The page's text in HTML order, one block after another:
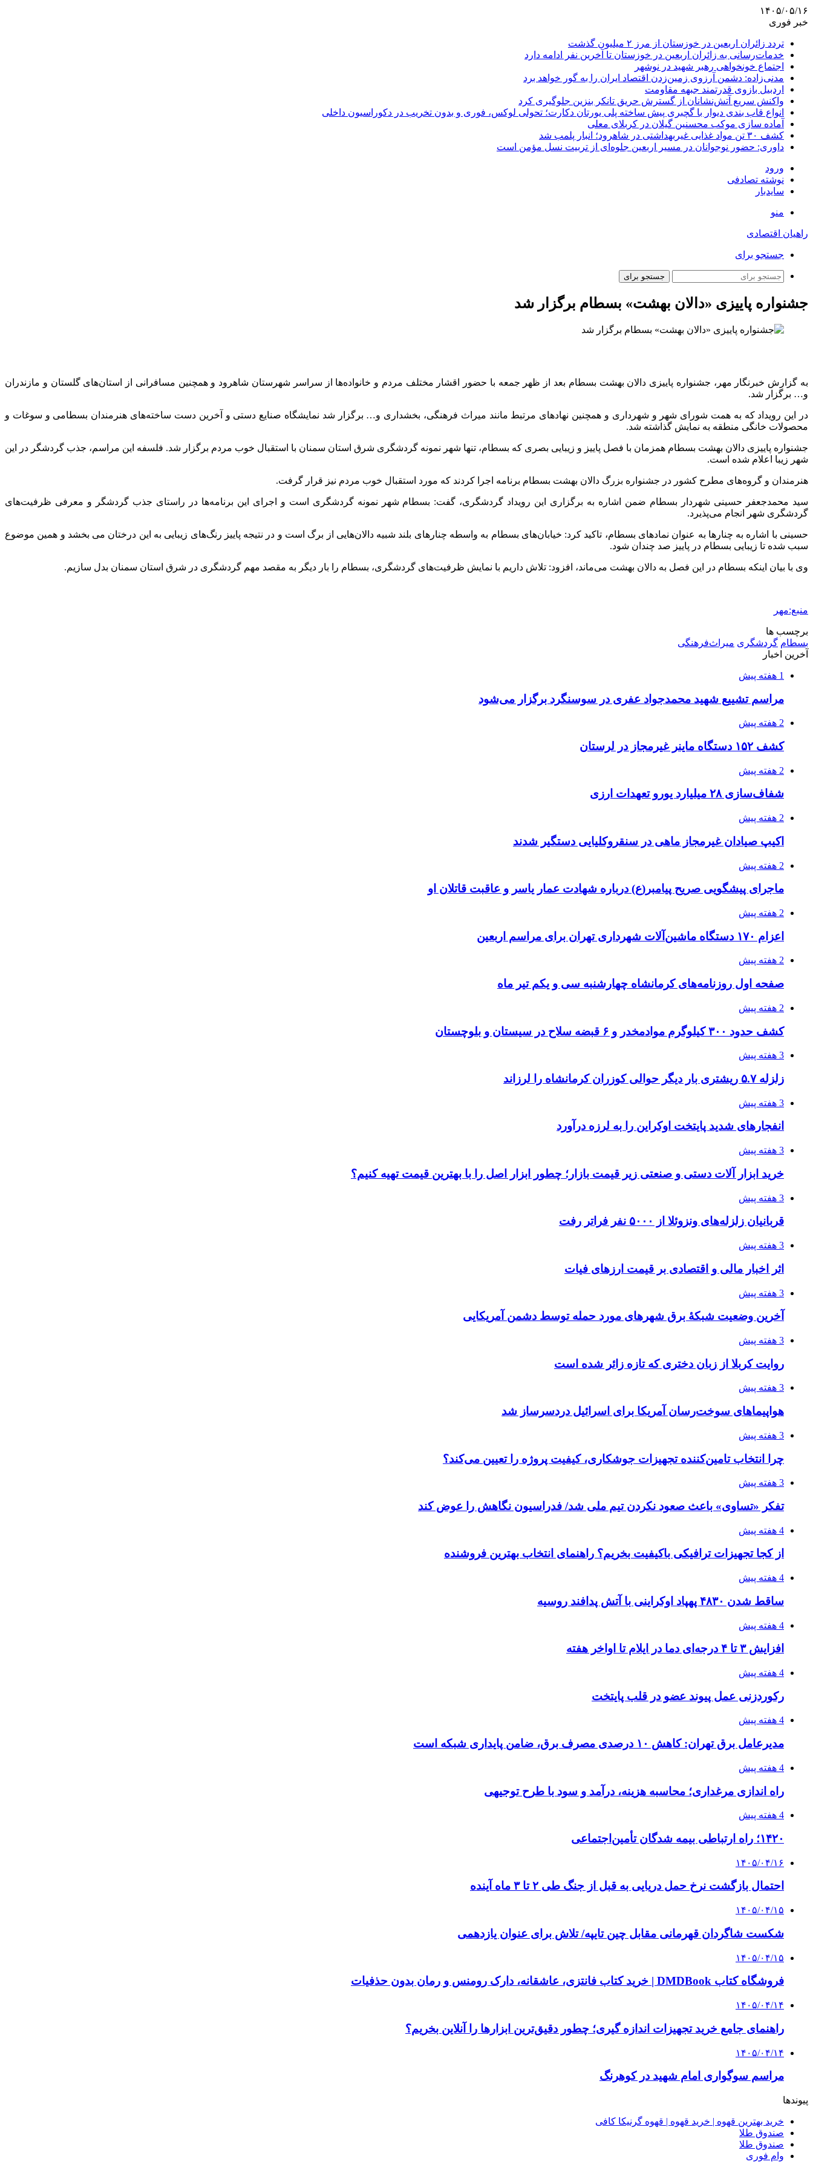
۱۴۰۵/۰۵/۱۶
خبر فوری
تردد زائران اربعین در خوزستان از مرز ۲ میلیون گذشت
خدمات‌رسانی به زائران اربعین در خوزستان تا آخرین نفر ادامه دارد
اجتماع خونخواهی رهبر شهید در نوشهر
مدنی‌زاده: دشمن آرزوی زمین‌زدن اقتصاد ایران را به گور خواهد برد
اردبیل بازوی قدرتمند جبهه مقاومت
واکنش سریع آتش‌نشانان از گسترش حریق تانکر بنزین جلوگیری کرد
انواع قاب بندی دیوار با گچبری پیش ساخته پلی یورتان دکارت؛ تحولی لوکس، فوری و بدون تخریب در دکوراسیون داخلی
آماده سازی موکب محسنین گیلان در کربلای معلی
کشف ۳۰ تن مواد غذایی غیربهداشتی در شاهرود؛ انبار پلمب شد
داوری: حضور نوجوانان در مسیر اربعین جلوه‌ای از تربیت نسل مؤمن است
ورود
نوشته تصادفی
سایدبار
منو
راهیان اقتصادی
جستجو برای
جستجو برای
جشنواره پاییزی «دالان بهشت» بسطام برگزار شد
به گزارش خبرنگار مهر، جشنواره پاییزی دالان بهشت بسطام بعد از ظهر جمعه با حضور اقشار مختلف مردم و خانواده‌ها از سراسر شهرستان شاهرود و همچنین مسافرانی از استان‌های گلستان و مازندران
و… برگزار شد.
در این رویداد که به همت شورای شهر و شهرداری و همچنین نهادهای مرتبط مانند میراث فرهنگی، بخشداری و… برگزار شد نمایشگاه صنایع دستی و آخرین دست ساخته‌های هنرمندان بسطامی و سوغات و
محصولات خانگی منطقه به نمایش گذاشته شد.
جشنواره پاییزی دالان بهشت بسطام همزمان با فصل پاییز و زیبایی بصری که بسطام، تنها شهر نمونه گردشگری شرق استان سمنان با استقبال خوب مردم برگزار شد. فلسفه این مراسم، جذب گردشگر در این
شهر زیبا اعلام شده است.
هنرمندان و گروه‌های مطرح کشور در جشنواره بزرگ دالان بهشت بسطام برنامه اجرا کردند که مورد استقبال خوب مردم نیز قرار گرفت.
سید محمدجعفر حسینی شهردار بسطام ضمن اشاره به برگزاری این رویداد گردشگری، گفت: بسطام شهر نمونه گردشگری است و اجرای این برنامه‌ها در راستای جذب گردشگر و معرفی ظرفیت‌های
گردشگری شهر انجام می‌پذیرد.
حسینی با اشاره به چنارها به عنوان نمادهای بسطام، تاکید کرد: خیابان‌های بسطام به واسطه چنارهای بلند شبیه دالان‌هایی از برگ است و در نتیجه پاییز رنگ‌های زیبایی به این درختان می بخشد و همین موضوع
سبب شده تا زیبایی بسطام در پاییز صد چندان شود.
وی با بیان اینکه بسطام در این فصل به دالان بهشت می‌ماند، افزود: تلاش داریم با نمایش ظرفیت‌های گردشگری، بسطام را بار دیگر به مقصد مهم گردشگری در شرق استان سمنان بدل سازیم.
منبع:مهر
برچسب ها
بسطام گردشگری میراث‌فرهنگی
آخرین اخبار
1 هفته پیش
مراسم تشییع شهید محمدجواد عفری در سوسنگرد برگزار می‌شود
2 هفته پیش
کشف ۱۵۲ دستگاه ماینر غیرمجاز در لرستان
2 هفته پیش
شفاف‌سازی ۲۸ میلیارد یورو تعهدات ارزی
2 هفته پیش
اکیپ صیادان غیرمجاز ماهی در سنقروکلیایی دستگیر شدند
2 هفته پیش
ماجرای پیشگویی صریح پیامبر(ع) درباره شهادت عمار یاسر و عاقبت قاتلان او
2 هفته پیش
اعزام ۱۷۰ دستگاه ماشین‌آلات شهرداری تهران برای مراسم اربعین
2 هفته پیش
صفحه اول روزنامه‌های کرمانشاه چهارشنبه سی و یکم تیر ماه
2 هفته پیش
کشف حدود ۳۰۰ کیلوگرم موادمخدر و ۶ قبضه سلاح در سیستان و بلوچستان
3 هفته پیش
زلزله ۵.۷ ریشتری بار دیگر حوالی کوزران کرمانشاه را لرزاند
3 هفته پیش
انفجارهای شدید پایتخت اوکراین را به لرزه درآورد
3 هفته پیش
خرید ابزار آلات دستی و صنعتی زیر قیمت بازار؛ چطور ابزار اصل را با بهترین قیمت تهیه کنیم؟
3 هفته پیش
قربانیان زلزله‌های ونزوئلا از ۵۰۰۰ نفر فراتر رفت
3 هفته پیش
اثر اخبار مالی و اقتصادی بر قیمت ارزهای فیات
3 هفته پیش
آخرین وضعیت شبکۀ برق شهرهای مورد حمله توسط دشمن آمریکایی
3 هفته پیش
روایت کربلا از زبان دختری که تازه زائر شده است
3 هفته پیش
هواپیماهای سوخت‌رسان آمریکا برای اسرائیل دردسرساز شد
3 هفته پیش
چرا انتخاب تامین‌کننده تجهیزات جوشکاری، کیفیت پروژه را تعیین می‌کند؟
3 هفته پیش
تفکر «تساوی» باعث صعود نکردن تیم ملی شد/ فدراسیون نگاهش را عوض کند
4 هفته پیش
از کجا تجهیزات ترافیکی باکیفیت بخریم؟ راهنمای انتخاب بهترین فروشنده
4 هفته پیش
ساقط شدن ۴۸۳۰ پهپاد اوکراینی با آتش پدافند روسیه
4 هفته پیش
افزایش ۳ تا ۴ درجه‌ای دما در ایلام تا اواخر هفته
4 هفته پیش
رکوردزنی عمل پیوند عضو در قلب پایتخت
4 هفته پیش
مدیرعامل برق تهران: کاهش ۱۰ درصدی مصرف برق، ضامن پایداری شبکه است
4 هفته پیش
راه اندازی مرغداری؛ محاسبه هزینه، درآمد و سود با طرح توجیهی
4 هفته پیش
۱۴۲۰؛ راه ارتباطی بیمه شدگان تأمین‌اجتماعی
۱۴۰۵/۰۴/۱۶
احتمال بازگشت نرخ حمل دریایی به قبل از جنگ طی ۲ تا ۳ ماه آینده
۱۴۰۵/۰۴/۱۵
شکست شاگردان قهرمانی مقابل چین تایپه/ تلاش برای عنوان یازدهمی
۱۴۰۵/۰۴/۱۵
فروشگاه کتاب DMDBook | خرید کتاب فانتزی، عاشقانه، دارک رومنس و رمان بدون حذفیات
۱۴۰۵/۰۴/۱۴
راهنمای جامع خرید تجهیزات اندازه گیری؛ چطور دقیق‌ترین ابزارها را آنلاین بخریم؟
۱۴۰۵/۰۴/۱۴
مراسم سوگواری امام شهید در کوهرنگ
پیوندها
خرید بهترین قهوه | خرید قهوه | قهوه گرنیکا کافی
صندوق طلا
صندوق طلا
وام فوری